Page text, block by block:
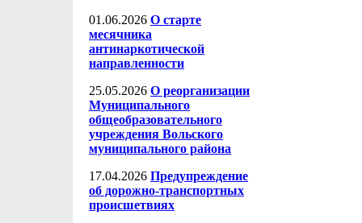
01.06.2026 О старте
месячника
антинаркотической
направленности
25.05.2026 О реорганизации
Муниципального
общеобразовательного
учреждения Вольского
муниципального района
17.04.2026 Предупреждение
об дорожно-транспортных
происшетвиях